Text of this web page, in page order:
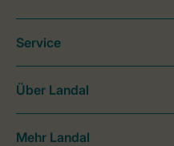
Service
Über Landal
Mehr Landal